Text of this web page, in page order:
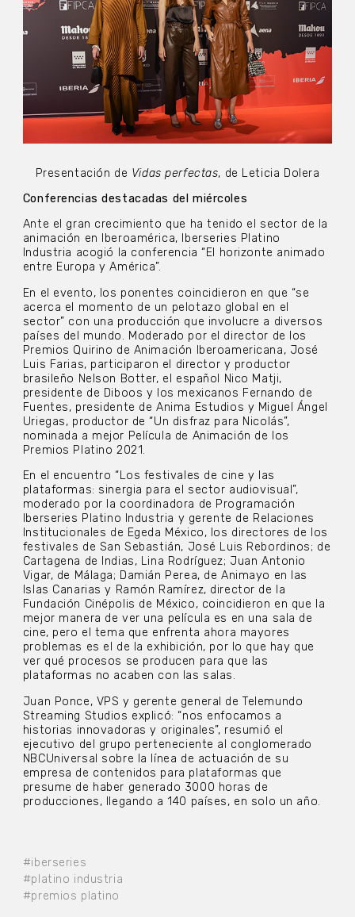
#iberseries
#platino industria
#premios platino
Presentación de Vidas perfectas, de Leticia Dolera
Conferencias destacadas del miércoles
Ante el gran crecimiento que ha tenido el sector de la
animación en Iberoamérica, Iberseries Platino
Industria acogió la conferencia “El horizonte animado
entre Europa y América”.
En el evento, los ponentes coincidieron en que “se
acerca el momento de un pelotazo global en el
sector” con una producción que involucre a diversos
países del mundo. Moderado por el director de los
Premios Quirino de Animación Iberoamericana, José
Luis Farias, participaron el director y productor
brasileño Nelson Botter, el español Nico Matji,
presidente de Diboos y los mexicanos Fernando de
Fuentes, presidente de Anima Estudios y Miguel Ángel
Uriegas, productor de “Un disfraz para Nicolás”,
nominada a mejor Película de Animación de los
Premios Platino 2021.
En el encuentro “Los festivales de cine y las
plataformas: sinergia para el sector audiovisual”,
moderado por la coordinadora de Programación
Iberseries Platino Industria y gerente de Relaciones
Institucionales de Egeda México, los directores de los
festivales de San Sebastián, José Luis Rebordinos; de
Cartagena de Indias, Lina Rodríguez; Juan Antonio
Vigar, de Málaga; Damián Perea, de Animayo en las
Islas Canarias y Ramón Ramírez, director de la
Fundación Cinépolis de México, coincidieron en que la
mejor manera de ver una película es en una sala de
cine, pero el tema que enfrenta ahora mayores
problemas es el de la exhibición, por lo que hay que
ver qué procesos se producen para que las
plataformas no acaben con las salas.
Juan Ponce, VPS y gerente general de Telemundo
Streaming Studios explicó: “nos enfocamos a
historias innovadoras y originales”, resumió el
ejecutivo del grupo perteneciente al conglomerado
NBCUniversal sobre la línea de actuación de su
empresa de contenidos para plataformas que
presume de haber generado 3000 horas de
producciones, llegando a 140 países, en solo un año.